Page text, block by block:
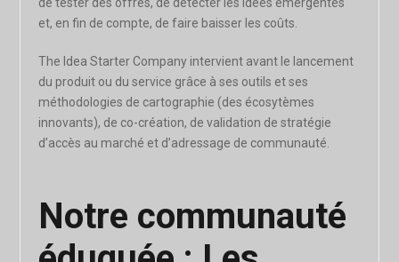
et, en fin de compte, de faire baisser les coûts.
The Idea Starter Company intervient avant le lancement
du produit ou du service grâce à ses outils et ses
méthodologies de cartographie (des écosytèmes
innovants), de co-création, de validation de stratégie
d’accès au marché et d’adressage de communauté.
Notre communauté